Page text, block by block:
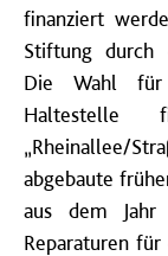
finanziert
Stiftung durch
Die Wahl für
Haltestelle
„Rheinallee/
abgebaute
aus dem Jahr
Reparaturen